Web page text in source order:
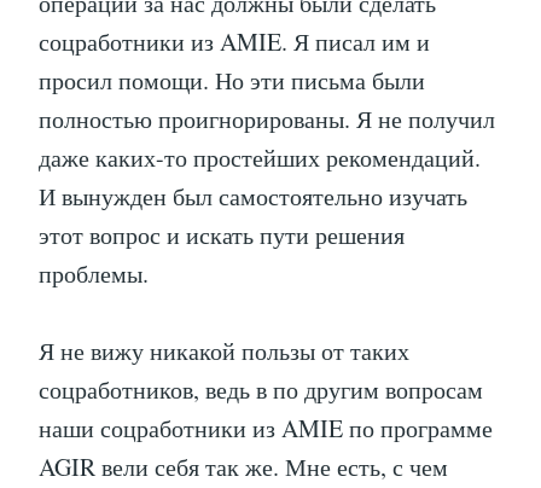
соцработники из AMIE. Я писал им и
просил помощи. Но эти письма были
полностью проигнорированы. Я не получил
даже каких-то простейших рекомендаций.
И вынужден был самостоятельно изучать
этот вопрос и искать пути решения
проблемы.
Я не вижу никакой пользы от таких
соцработников, ведь в по другим вопросам
наши соцработники из AMIE по программе
AGIR вели себя так же. Мне есть, с чем